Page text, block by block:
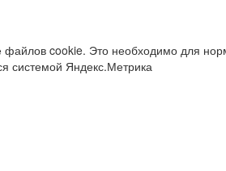
cookie. Это необходимо для
системой Яндекс.Метрика